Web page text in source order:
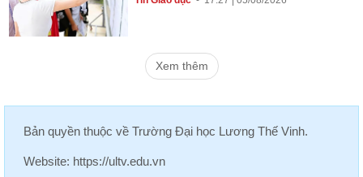
Xem thêm
Bản quyền thuộc về Trường Đại học Lương Thế Vinh.
Website: https://ultv.edu.vn